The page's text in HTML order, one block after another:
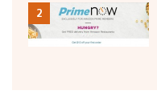
2